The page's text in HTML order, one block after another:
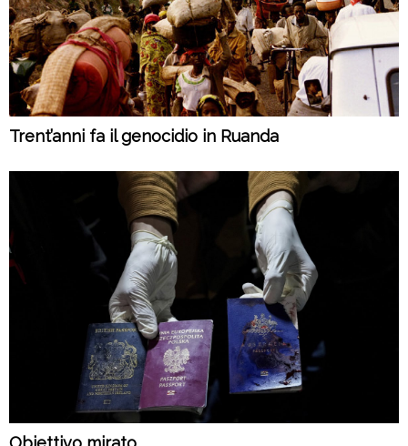
Trent’anni fa il genocidio in Ruanda